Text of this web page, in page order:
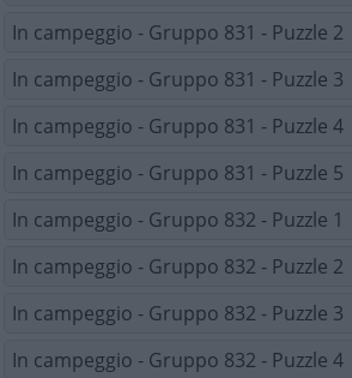
In campeggio - Gruppo 831 - Puzzle 2
In campeggio - Gruppo 831 - Puzzle 3
In campeggio - Gruppo 831 - Puzzle 4
In campeggio - Gruppo 831 - Puzzle 5
In campeggio - Gruppo 832 - Puzzle 1
In campeggio - Gruppo 832 - Puzzle 2
In campeggio - Gruppo 832 - Puzzle 3
In campeggio - Gruppo 832 - Puzzle 4